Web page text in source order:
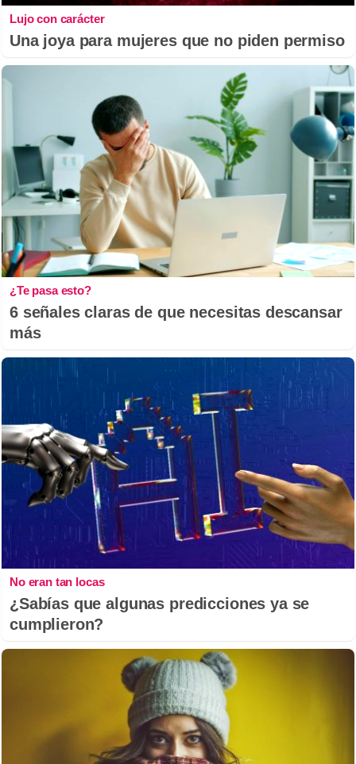
Lujo con carácter
Una joya para mujeres que no piden permiso
¿Te pasa esto?
6 señales claras de que necesitas descansar
más
No eran tan locas
¿Sabías que algunas predicciones ya se
cumplieron?